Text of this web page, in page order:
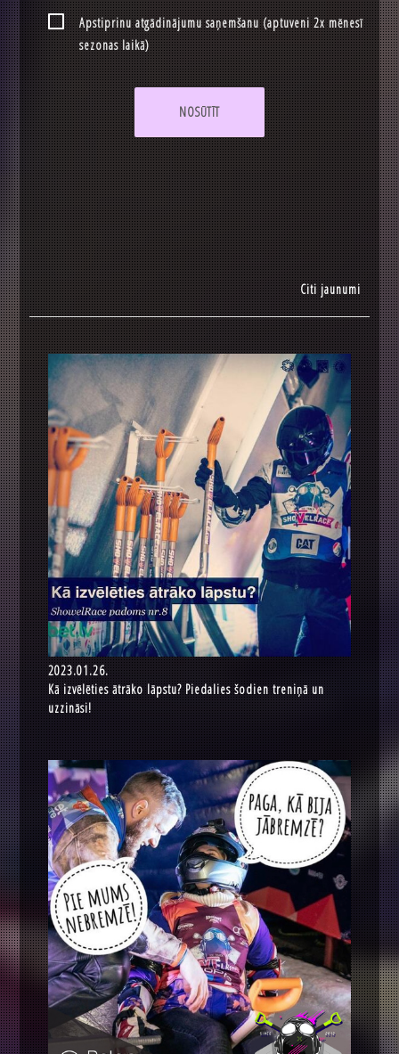
Apstiprinu atgādinājumu saņemšanu (aptuveni 2x mēnesī
sezonas laikā)
NOSŪTĪT
Citi jaunumi
2023.01.26.
Kā izvēlēties ātrāko lāpstu? Piedalies šodien treniņā un
uzzināsi!